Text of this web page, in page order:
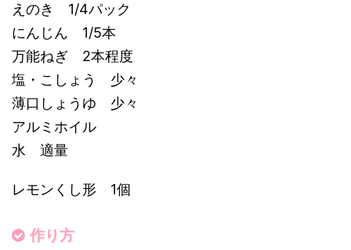
えのき 1/4パック
にんじん 1/5本
万能ねぎ 2本程度
塩・こしょう 少々
薄口しょうゆ 少々
アルミホイル
水 適量
レモンくし形 1個
作り方